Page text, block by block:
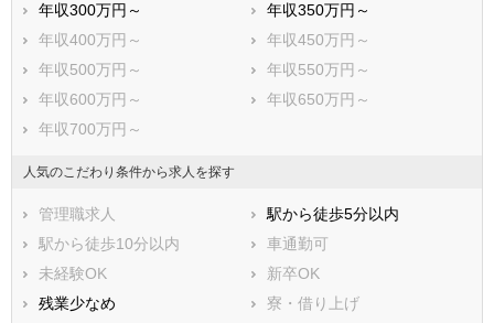
大和市
伊勢原市
海老名市
座間市
南足柄市
綾瀬市
三浦郡葉山町
高座郡寒川町
中郡大磯町
足柄上郡中井町
足柄上郡松田町
足柄上郡山北町
足柄上郡開成町
足柄下郡箱根町
足柄下郡湯河原町
愛甲郡愛川町
愛甲郡清川村
年収300万円～
年収350万円～
年収400万円～
年収450万円～
年収500万円～
年収550万円～
年収600万円～
年収650万円～
年収700万円～
人気のこだわり条件から求人を探す
管理職求人
駅から徒歩5分以内
駅から徒歩10分以内
車通勤可
未経験OK
新卒OK
残業少なめ
寮・借り上げ